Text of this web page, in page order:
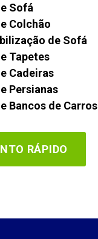
Sofá
Colchão
de Sofá
Tapetes
Cadeiras
Persianas
Bancos de Carros
RÁPIDO